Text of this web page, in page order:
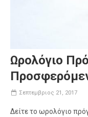
Ωρολόγιο
Σεπτεμβριος 21, 2017
Δείτε το ωρολόγιο